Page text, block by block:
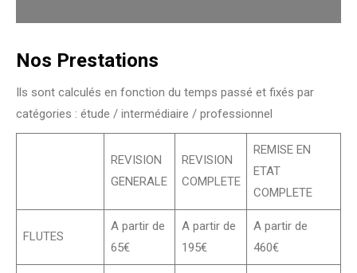
Nos Prestations
Ils sont calculés en fonction du temps passé et fixés par
catégories : étude / intermédiaire / professionnel
REVISION
GENERALE
REVISION
COMPLETE
REMISE EN
ETAT
COMPLETE
FLUTES
A partir de
65€
A partir de
195€
A partir de
460€